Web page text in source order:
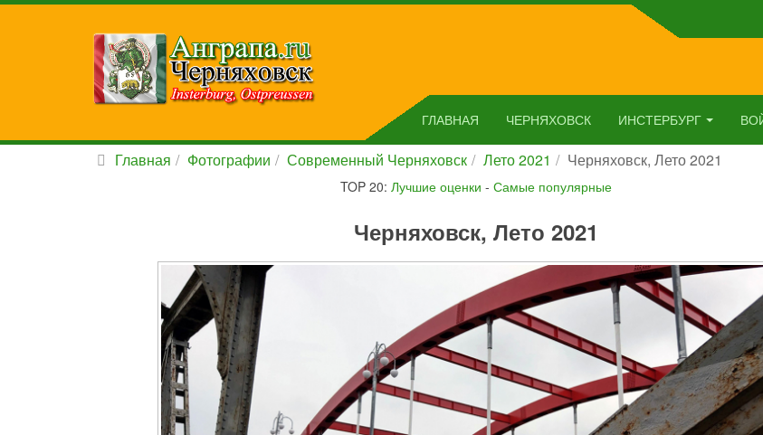
ГЛАВНАЯ ЧЕРНЯХОВСК ИНСТЕРБУРГ
Главная Фотографии Современный Черняховск Лето 2021 Черняховск, Лето 2021
TOP 20: Лучшие оценки - Самые популярные
Черняховск, Лето 2021